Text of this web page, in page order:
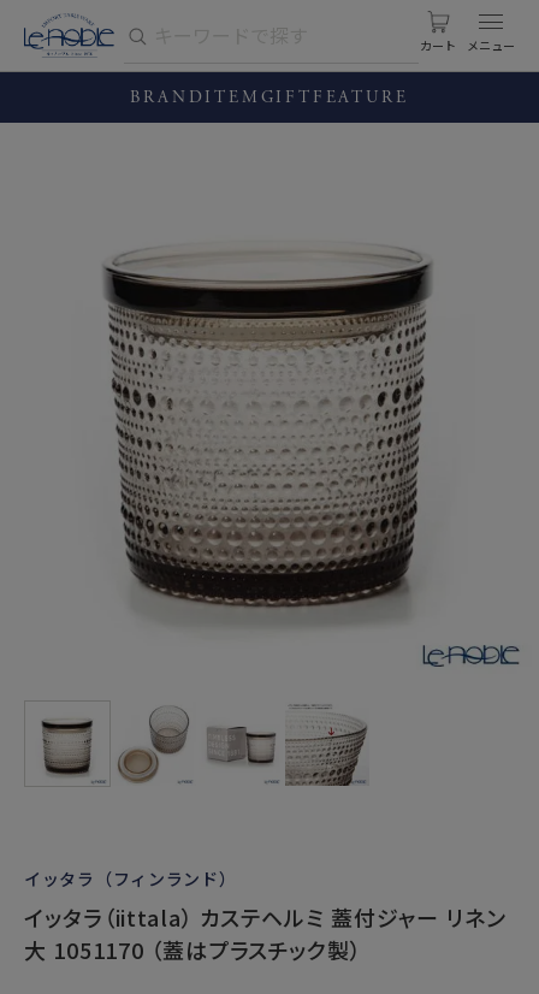
カート
BRANDITEM GIFT FEATURE
イッタラ（フィンランド）
イッタラ（iittala） カステヘルミ 蓋付ジャー リネン
大 1051170 （蓋はプラスチック製）